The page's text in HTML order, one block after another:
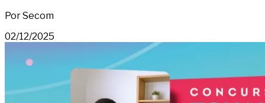
Por Secom
02/12/2025